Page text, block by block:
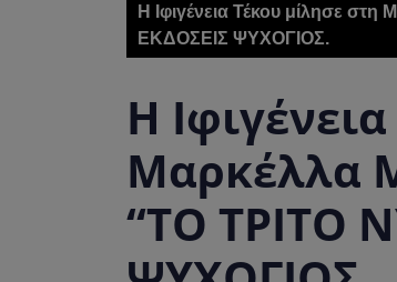
Η Ιφιγένεια Τέκου μίλησε
ΕΚΔΟΣΕΙΣ ΨΥΧΟΓΙΟΣ.
Η
Μαρκέλλα
“ΤΟ ΤΡΙΤΟ